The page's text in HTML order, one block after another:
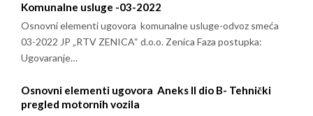
Komunalne usluge -03-2022
Osnovni elementi ugovora komunalne usluge-odvoz smeća
03-2022 JP „RTV ZENICA“ d.o.o. Zenica Faza postupka:
Ugovaranje…
Osnovni elementi ugovora Aneks II dio B- Tehnički
pregled motornih vozila